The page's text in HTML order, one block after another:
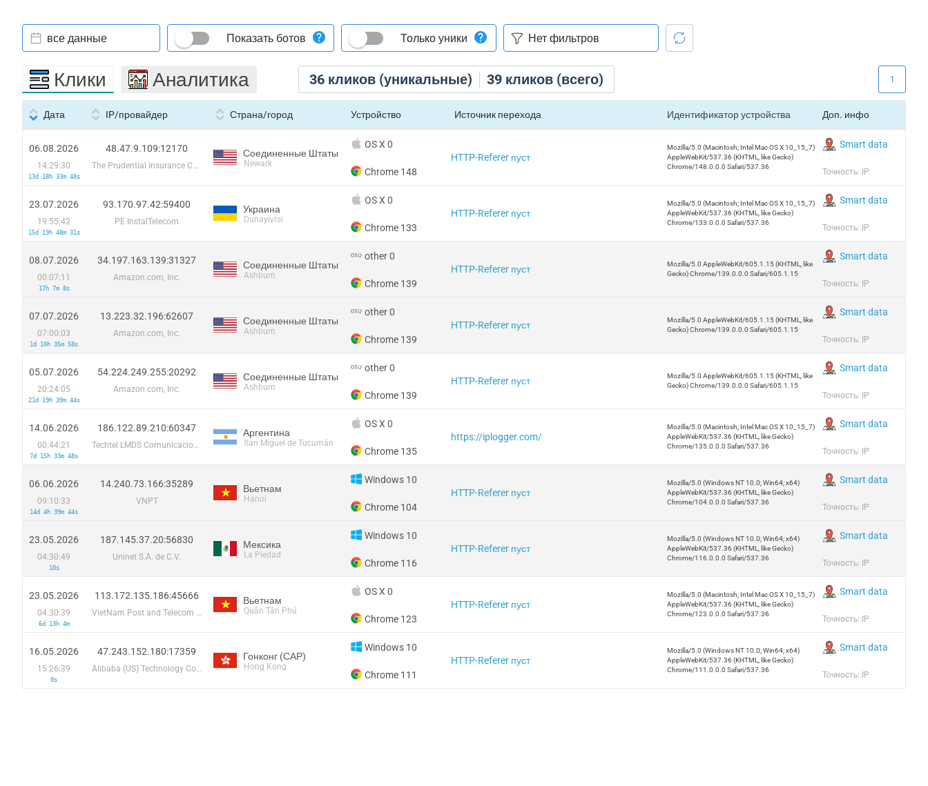
36 кликов (уникальные) 39 кликов (всего)
все данные Показать ботов Только уники
Клики Аналитика 1
Дата IP/провайдер Страна/город Устройство Источник перехода Идентификатор устройства Доп. инфо
06.08.2026
14:29:30
13d 18h 33m 48s
48.47.9.109:12170
The Prudential Insurance Company of America
Соединенные Штаты
Newark
OS X 0
Chrome 148
HTTP-Referer пуст
Mozilla/5.0 (Macintosh; Intel Mac OS X 10_15_7)
AppleWebKit/537.36 (KHTML, like Gecko)
Chrome/148.0.0.0 Safari/537.36
Smart data
Точность: IP
23.07.2026
19:55:42
15d 19h 48m 31s
93.170.97.42:59400
PE InstalTelecom
Украина
Dunayivtsi
OS X 0
Chrome 133
HTTP-Referer пуст
Mozilla/5.0 (Macintosh; Intel Mac OS X 10_15_7)
AppleWebKit/537.36 (KHTML, like Gecko)
Chrome/133.0.0.0 Safari/537.36
Smart data
Точность: IP
08.07.2026
00:07:11
17h 7m 8s
34.197.163.139:31327
Amazon.com, Inc.
Соединенные Штаты
Ashburn
other 0
Chrome 139
HTTP-Referer пуст
Mozilla/5.0 AppleWebKit/605.1.15 (KHTML, like
Gecko) Chrome/139.0.0.0 Safari/605.1.15
Smart data
Точность: IP
07.07.2026
07:00:03
1d 10h 35m 58s
13.223.32.196:62607
Amazon.com, Inc.
Соединенные Штаты
Ashburn
other 0
Chrome 139
HTTP-Referer пуст
Mozilla/5.0 AppleWebKit/605.1.15 (KHTML, like
Gecko) Chrome/139.0.0.0 Safari/605.1.15
Smart data
Точность: IP
05.07.2026
20:24:05
21d 19h 39m 44s
54.224.249.255:20292
Amazon.com, Inc.
Соединенные Штаты
Ashburn
other 0
Chrome 139
HTTP-Referer пуст
Mozilla/5.0 AppleWebKit/605.1.15 (KHTML, like
Gecko) Chrome/139.0.0.0 Safari/605.1.15
Smart data
Точность: IP
14.06.2026
00:44:21
7d 15h 33m 48s
186.122.89.210:60347
Techtel LMDS Comunicaciones Interactivas S.A.
Аргентина
San Miguel de Tucumán
OS X 0
Chrome 135
https://iplogger.com/
Mozilla/5.0 (Macintosh; Intel Mac OS X 10_15_7)
AppleWebKit/537.36 (KHTML, like Gecko)
Chrome/135.0.0.0 Safari/537.36
Smart data
Точность: IP
06.06.2026
09:10:33
14d 4h 39m 44s
14.240.73.166:35289
VNPT
Вьетнам
Hanoi
Windows 10
Chrome 104
HTTP-Referer пуст
Mozilla/5.0 (Windows NT 10.0; Win64; x64)
AppleWebKit/537.36 (KHTML, like Gecko)
Chrome/104.0.0.0 Safari/537.36
Smart data
Точность: IP
23.05.2026
04:30:49
10s
187.145.37.20:56830
Uninet S.A. de C.V.
Мексика
La Piedad
Windows 10
Chrome 116
HTTP-Referer пуст
Mozilla/5.0 (Windows NT 10.0; Win64; x64)
AppleWebKit/537.36 (KHTML, like Gecko)
Chrome/116.0.0.0 Safari/537.36
Smart data
Точность: IP
23.05.2026
04:30:39
6d 13h 4m
113.172.135.186:45666
VietNam Post and Telecom Corporation
Вьетнам
Quận Tân Phú
OS X 0
Chrome 123
HTTP-Referer пуст
Mozilla/5.0 (Macintosh; Intel Mac OS X 10_15_7)
AppleWebKit/537.36 (KHTML, like Gecko)
Chrome/123.0.0.0 Safari/537.36
Smart data
Точность: IP
16.05.2026
15:26:39
0s
47.243.152.180:17359
Alibaba (US) Technology Co., Ltd.
Гонконг (САР)
Hong Kong
Windows 10
Chrome 111
HTTP-Referer пуст
Mozilla/5.0 (Windows NT 10.0; Win64; x64)
AppleWebKit/537.36 (KHTML, like Gecko)
Chrome/111.0.0.0 Safari/537.36
Smart data
Точность: IP